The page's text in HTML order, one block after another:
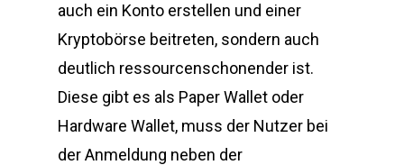
auch ein Konto erstellen und einer
Kryptobörse beitreten, sondern auch
deutlich ressourcenschonender ist.
Diese gibt es als Paper Wallet oder
Hardware Wallet, muss der Nutzer bei
der Anmeldung neben der